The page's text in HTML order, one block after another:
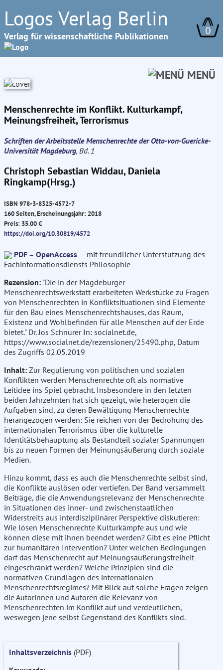
Logos Verlag Berlin
Verlag für wissenschaftliche Publikationen 0
MENÜ
Menschenrechte im Konflikt. Kulturkampf,
Meinungsfreiheit, Terrorismus
Schriften der Arbeitsstelle Menschenrechte der Otto-von-Guericke-
Universität Magdeburg, Bd. 1
Christoph Sebastian Widdau, Daniela
Ringkamp(Hrsg.)
ISBN 978-3-8325-4572-7
160 Seiten, Erscheinungsjahr: 2018
Preis: 35.00 €
https://doi.org/10.30819/4572
PDF – OpenAccess — mit freundlicher Unterstützung des
Fachinformationsdiensts Philosophie
Rezension: "Die in der Magdeburger
Menschenrechtswerkstatt erarbeiteten Werkstücke zu Fragen
von Menschenrechten in Konfliktsituationen sind Elemente
für den Bau eines Menschenrechtshauses, das Raum,
Existenz und Wohlbefinden für alle Menschen auf der Erde
bietet." Dr. Jos Schnurer In: socialnet.de,
https://www.socialnet.de/rezensionen/25490.php, Datum
des Zugriffs 02.05.2019
Inhalt: Zur Regulierung von politischen und sozialen
Konflikten werden Menschenrechte oft als normative
Leitidee ins Spiel gebracht. Insbesondere in den letzten
beiden Jahrzehnten hat sich gezeigt, wie heterogen die
Aufgaben sind, zu deren Bewältigung Menschenrechte
herangezogen werden: Sie reichen von der Bedrohung des
internationalen Terrorismus über die kulturelle
Identitätsbehauptung als Bestandteil sozialer Spannungen
bis zu neuen Formen der Meinungsäußerung durch soziale
Medien.
Hinzu kommt, dass es auch die Menschenrechte selbst sind,
die Konflikte auslösen oder vertiefen. Der Band versammelt
Beiträge, die die Anwendungsrelevanz der Menschenrechte
in Situationen des inner- und zwischenstaatlichen
Widerstreits aus interdisziplinärer Perspektive diskutieren:
Wie lösen Menschenrechte Kulturkämpfe aus und wie
können diese mit ihnen beendet werden? Gibt es eine Pflicht
zur humanitären Intervention? Unter welchen Bedingungen
darf das Menschenrecht auf Meinungsäußerungsfreiheit
eingeschränkt werden? Welche Prinzipien sind die
normativen Grundlagen des internationalen
Menschenrechtsregimes? Mit Blick auf solche Fragen zeigen
die Autorinnen und Autoren die Relevanz von
Menschenrechten im Konflikt auf und verdeutlichen,
weswegen jene selbst Gegenstand des Konflikts sind.
Inhaltsverzeichnis (PDF)